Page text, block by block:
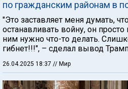
по гражданским районам в
"Это заставляет меня думать,
останавливать войну, он
ним нужно что-то делать.
гибнет!!!", – сделал вывод
26.04.2025 18:37 // Мир